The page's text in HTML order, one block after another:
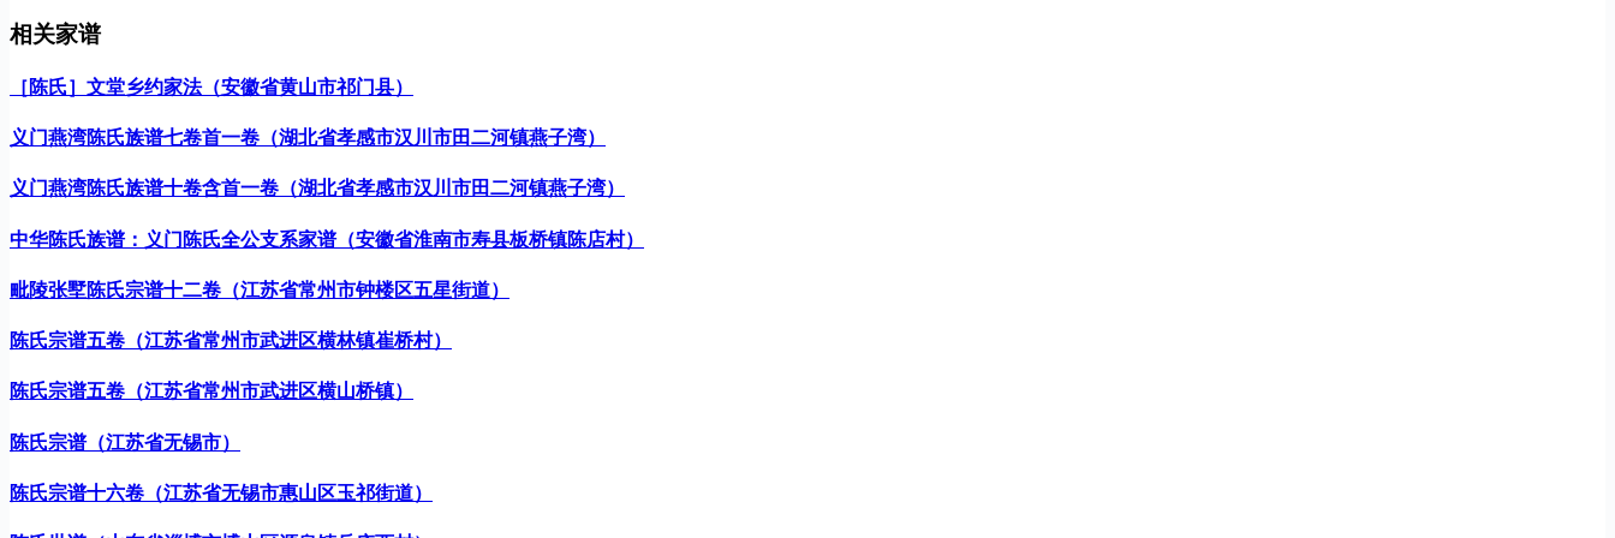
相关家谱
［陈氏］文堂乡约家法（安徽省黄山市祁门县）
义门燕湾陈氏族谱七卷首一卷（湖北省孝感市汉川市田二河镇燕子湾）
义门燕湾陈氏族谱十卷含首一卷（湖北省孝感市汉川市田二河镇燕子湾）
中华陈氏族谱：义门陈氏全公支系家谱（安徽省淮南市寿县板桥镇陈店村）
毗陵张墅陈氏宗谱十二卷（江苏省常州市钟楼区五星街道）
陈氏宗谱五卷（江苏省常州市武进区横林镇崔桥村）
陈氏宗谱五卷（江苏省常州市武进区横山桥镇）
陈氏宗谱（江苏省无锡市）
陈氏宗谱十六卷（江苏省无锡市惠山区玉祁街道）